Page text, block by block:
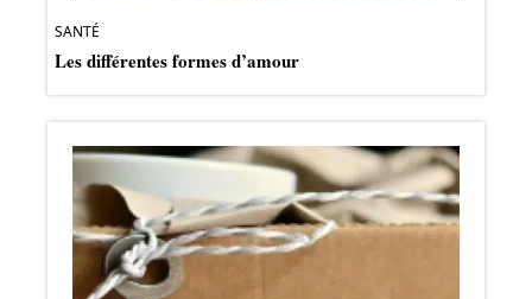
SANTÉ
Les différentes formes d’amour